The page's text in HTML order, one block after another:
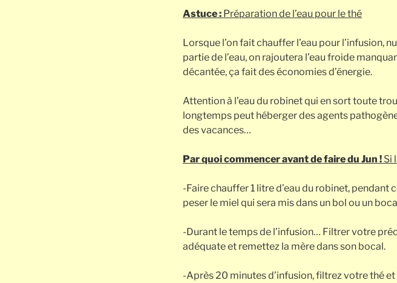
Astuce : Préparation de l’eau pour le thé
Lorsque l’on fait chauffer l’eau pour l’infusion,
partie de l’eau, on rajoutera l’eau froide
décantée, ça fait des économies d’énergie.
Attention à l’eau du robinet qui en sort toute
longtemps peut héberger des agents
des vacances…
Par quoi commencer avant de faire du Jun ! Si
-Faire chauffer 1 litre d’eau du robinet, pendant
peser le miel qui sera mis dans un bol ou un
-Durant le temps de l’infusion… Filtrer votre
adéquate et remettez la mère dans son bocal.
-Après 20 minutes d’infusion, filtrez votre thé